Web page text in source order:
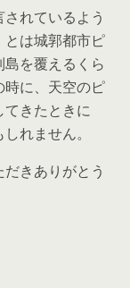
れているよう
とは城郭都市ピ
を覆えるくら
時に、天空のピ
きたときに
れません。
きありがとう